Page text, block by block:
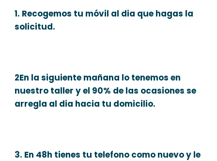
1. Recogemos tu móvil al dia que hagas la
solicitud.
2En la siguiente mañana lo tenemos en
nuestro taller y el 90% de las ocasiones se
arregla al dia hacia tu domicilio.
3. En 48h tienes tu telefono como nuevo y le